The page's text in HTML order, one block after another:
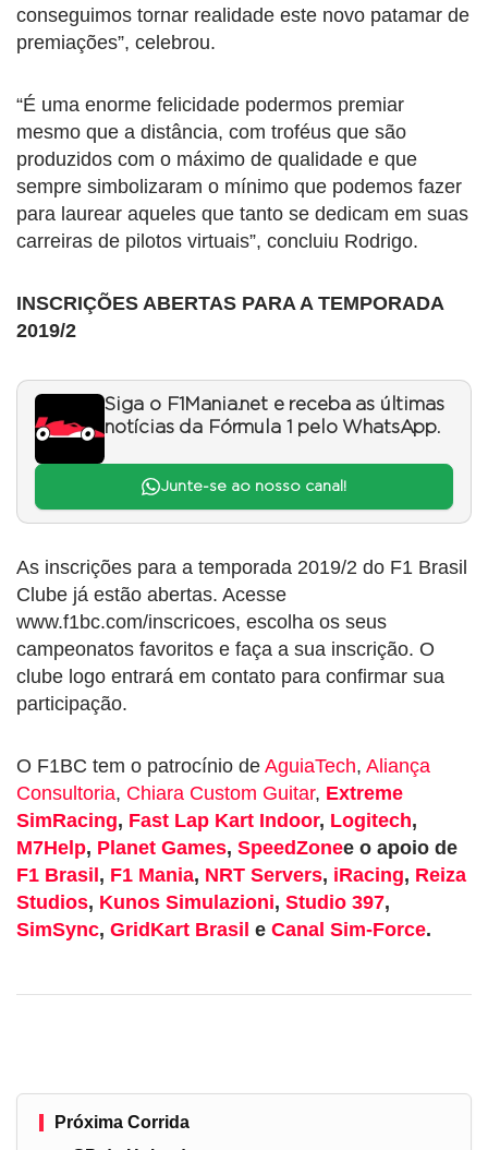
conseguimos tornar realidade este novo patamar de
premiações”, celebrou.
“É uma enorme felicidade podermos premiar
mesmo que a distância, com troféus que são
produzidos com o máximo de qualidade e que
sempre simbolizaram o mínimo que podemos fazer
para laurear aqueles que tanto se dedicam em suas
carreiras de pilotos virtuais”, concluiu Rodrigo.
INSCRIÇÕES ABERTAS PARA A TEMPORADA
2019/2
Siga o F1Mania.net e receba as últimas
notícias da Fórmula 1 pelo WhatsApp.
Junte-se ao nosso canal!
As inscrições para a temporada 2019/2 do F1 Brasil
Clube já estão abertas. Acesse
www.f1bc.com/inscricoes, escolha os seus
campeonatos favoritos e faça a sua inscrição. O
clube logo entrará em contato para confirmar sua
participação.
O F1BC tem o patrocínio de AguiaTech, Aliança
Consultoria, Chiara Custom Guitar, Extreme
SimRacing, Fast Lap Kart Indoor, Logitech,
M7Help, Planet Games, SpeedZonee o apoio de
F1 Brasil , F1 Mania, NRT Servers, iRacing, Reiza
Studios, Kunos Simulazioni, Studio 397,
SimSync, GridKart Brasil e Canal Sim-Force.
Próxima Corrida